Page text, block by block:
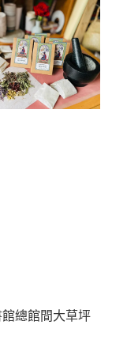
總館間大草坪